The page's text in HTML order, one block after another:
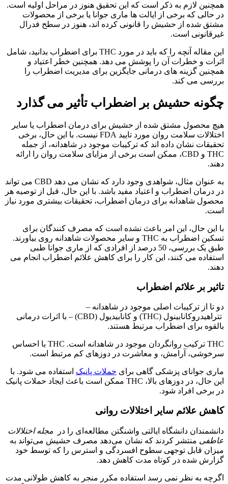
همچنین لازم به ذکر است که این تحقیق هنوز در مراحل اولیه است.
در حالی که برخی از ایالت ها ماری جوانا یا برخی از محصولات
مشتق شده از حشیش را قانونی کرده اند، هنوز در سطح فدرال
غیرقانونی است.
این مقاله آنچه را که باید در مورد THC برای اضطراب بدانید، شامل
اثرات و خطرات آن را پوشش می دهد. همچنین خطر اعتیاد و
همچنین گزینه های درمانی جایگزین برای مدیریت اضطراب را
بررسی می کند.
چگونه حشیش بر اضطراب تأثیر می گذارد
هیچ محصول مشتق شده از حشیش برای درمان اضطراب یا سایر
اختلالات سلامت روان مورد تایید FDA نیست. با این حال، برخی
تحقیقات نشان داده اند که ترکیبات موجود در شاهدانه، از جمله
THC و CBD، ممکن است برخی از مزایای سلامت روان را ارائه
دهند.
به عنوان مثال، شواهدی وجود دارد که نشان می دهد CBD می تواند
در درمان اضطراب و اعتیاد مفید باشد. با این حال، قبل از توصیه هر
محصول شاهدانه برای درمان اضطراب، تحقیقات بیشتری مورد نیاز
است.
با این حال، این امر باعث نشده است که مصرف کنندگان برای
تسکین اضطراب به THC و سایر محصولات شاهدانه روی بیاورند.
طبق یک بررسی، 50 درصد از افرادی که از ماری جوانا طبی
استفاده می کنند، این کار را برای کاهش علائم اضطراب انجام می
دهند.
تاثیر بر علائم اضطراب
دو تا از ترکیبات اصلی موجود در شاهدانه –
تتراهیدروکانابینول (THC) و کانابیدیول (CBD) – با اثرات درمانی
بالقوه برای اضطراب مرتبط هستند.
THC ترکیب روانگردان موجود در شاهدانه است. THC با احساس
سرخوشی، آرامش، و معاشرت در دوزهای کم مرتبط است.
ماری جوانای پزشکی گاهی برای حملات پانیک استفاده می شود. با
این حال، در دوزهای بالا، THC ممکن است باعث ایجاد حملات پانیک
در برخی افراد شود.
کاهش علائم سایر اختلالات روانی
دانشمندان دانشگاه ایالتی واشنگتن مطالعه‌ای را در مجله اختلالات
عاطفی منتشر کردند که نشان می‌دهد مصرف حشیش می‌تواند به
میزان قابل توجهی سطوح افسردگی و استرس را که توسط خود
گزارش شده در کوتاه مدت کاهش دهد.
اگرچه به نظر نمی رسد استفاده مکرر منجر به کاهش طولانی مدت